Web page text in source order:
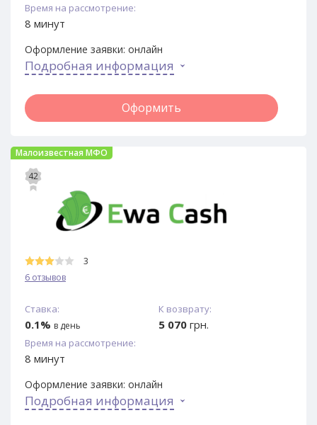
Время на рассмотрение:
8 минут
Оформление заявки: онлайн
Подробная информация
Оформить
Малоизвестная МФО
42
3
6 отзывов
Ставка:
0.1% в день
К возврату:
5 070 грн.
Время на рассмотрение:
8 минут
Оформление заявки: онлайн
Подробная информация